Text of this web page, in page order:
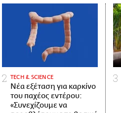
ΤECH & SCIENCE
Νέα εξέταση για καρκίνο
του παχέος εντέρου:
«Συνεχίζουμε να